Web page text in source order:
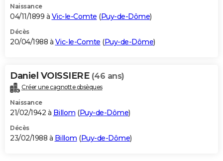
Naissance
04/11/1899 à Vic-le-Comte (Puy-de-Dôme)
Décès
20/04/1988 à Vic-le-Comte (Puy-de-Dôme)
Daniel VOISSIERE (46 ans)
Créer une cagnotte obsèques
Naissance
21/02/1942 à Billom (Puy-de-Dôme)
Décès
23/02/1988 à Billom (Puy-de-Dôme)